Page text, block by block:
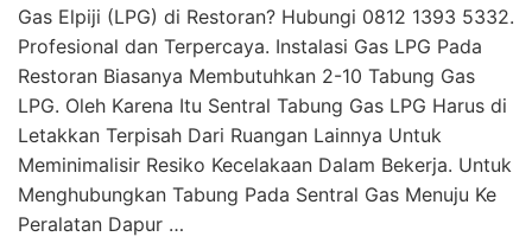
Gas Elpiji (LPG) di Restoran? Hubungi 0812 1393 5332.
Profesional dan Terpercaya. Instalasi Gas LPG Pada
Restoran Biasanya Membutuhkan 2-10 Tabung Gas
LPG. Oleh Karena Itu Sentral Tabung Gas LPG Harus di
Letakkan Terpisah Dari Ruangan Lainnya Untuk
Meminimalisir Resiko Kecelakaan Dalam Bekerja. Untuk
Menghubungkan Tabung Pada Sentral Gas Menuju Ke
Peralatan Dapur …